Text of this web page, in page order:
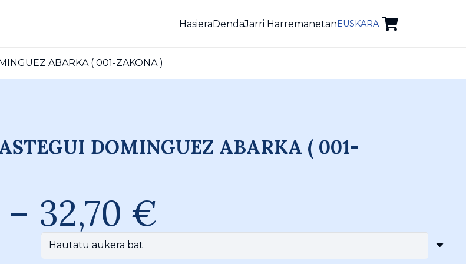
HasieraDendaJarri HarremanetanEUSKARA
ABARKA ( 001-ZAKONA )
DOMINGUEZ ABARKA ( 001-
– 32,70 €